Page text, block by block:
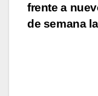
frente a
de semana